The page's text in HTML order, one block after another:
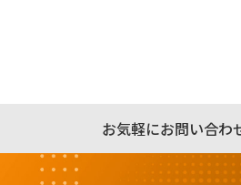
お気軽にお問い合わ